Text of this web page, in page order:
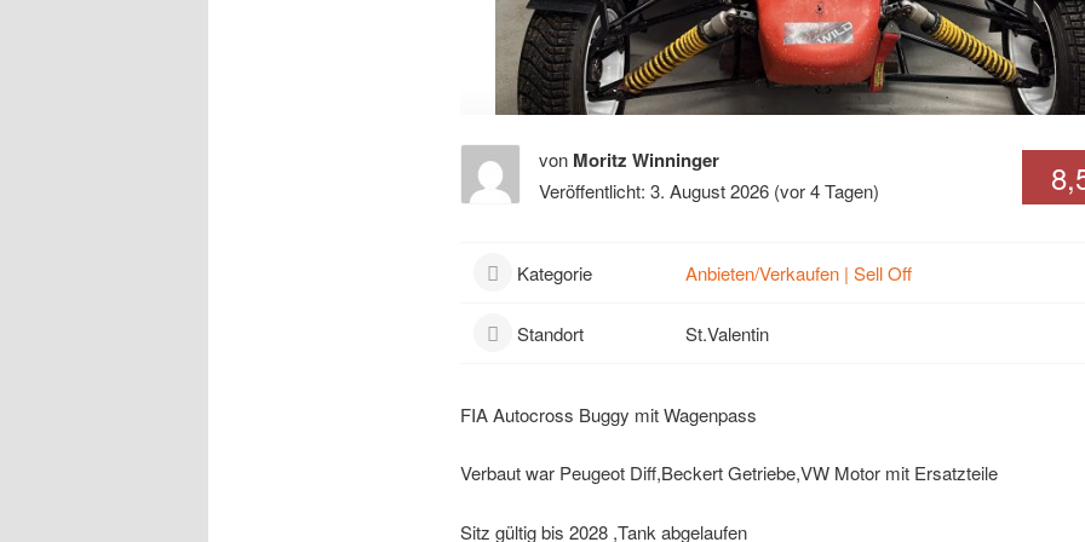
von Moritz Winninger
Veröffentlicht: 3. August 2026 (vor 4 Tagen)
Kategorie Anbieten/Verkaufen | Sell Off
Standort St.Valentin
FIA Autocross Buggy mit Wagenpass
Verbaut war Peugeot Diff,Beckert Getriebe,VW Motor mit Ersatzteile
Sitz gültig bis 2028 ,Tank abgelaufen